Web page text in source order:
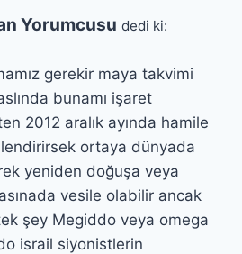
Yorumcusu dedi ki:
gerekir maya takvimi
bunamı işaret
2012 aralık ayında hamile
ortaya dünyada
yeniden doğuşa veya
vesile olabilir ancak
şey Megiddo veya omega
israil siyonistlerin